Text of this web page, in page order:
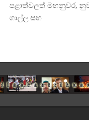
පළාත්වලත් මහනුවර,
ගාල්ල සහ